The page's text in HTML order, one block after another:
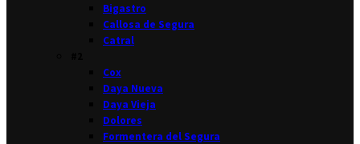
Bigastro
Callosa de Segura
Catral
Cox
Daya Nueva
Daya Vieja
Dolores
Formentera del Segura